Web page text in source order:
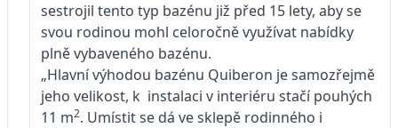
sestrojil tento typ bazénu již před 15 lety, aby se
svou rodinou mohl celoročně využívat nabídky
plně vybaveného bazénu.
„Hlavní výhodou bazénu Quiberon je samozřejmě
jeho velikost, k instalaci v interiéru stačí pouhých
11 m2. Umístit se dá ve sklepě rodinného i